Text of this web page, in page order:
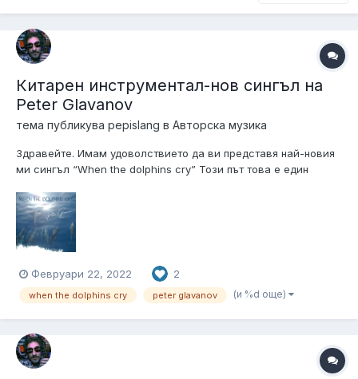
Китарен инструментал-нов сингъл на
Peter Glavanov
тема публикува pepislang в Авторска музика
Здравейте. Имам удоволствието да ви представя най-новия
ми сингъл “When the dolphins cry” Този път това е един
аранжирахме са: Иван Христов (клавишни), Теодор Янков
(барабани), Мартин Христов (фретлес бас), Sifei Wen (вио...
Февруари 22, 2022 2
when the dolphins cry peter glavanov (и %d още)